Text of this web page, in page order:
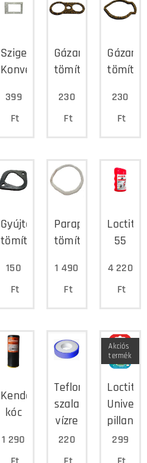
Szigetelés
Konvektorhoz
399
Ft
Gázarmatúra
tömítés
230
Ft
tömítés
230
Ft
Gyújtóégő
tömítés
150
Ft
Parapet
tömítés
1 490
Ft
Loctite
55
4 220
Ft
Kender
kóc
1 290
Teflon
szalag
vízre
220
Loctite
Akciós
termék
299